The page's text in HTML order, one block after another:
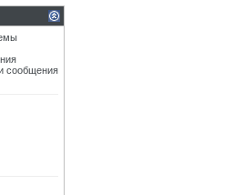
сообщения